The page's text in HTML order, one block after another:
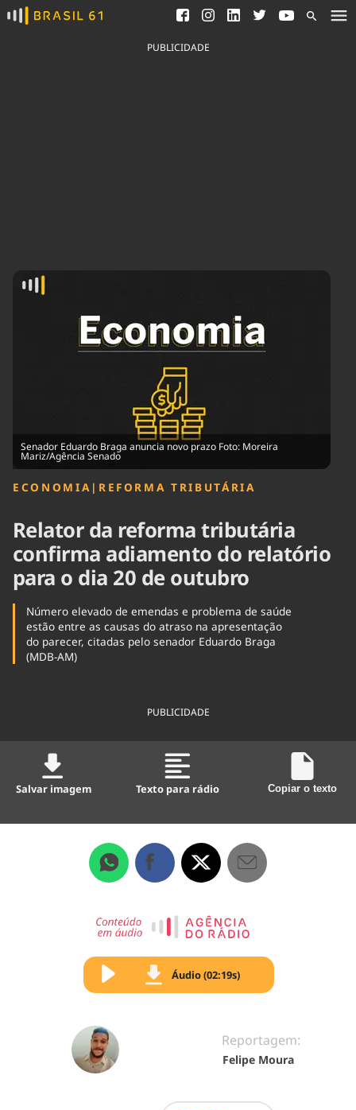
Ver todas as notícias
Saneamento
Indicadores
Agronegócios
Economia
Educação
Infraestrutura
Internacional
Podcast
Política
Saúde
PUBLICIDADE
Senador Eduardo Braga anuncia novo prazo Foto: Moreira
Mariz/Agência Senado
ECONOMIA | REFORMA TRIBUTÁRIA
Relator da reforma tributária
confirma adiamento do relatório
para o dia 20 de outubro
Número elevado de emendas e problema de saúde
estão entre as causas do atraso na apresentação
do parecer, citadas pelo senador Eduardo Braga
(MDB-AM)
PUBLICIDADE
Salvar imagem Texto para rádio Copiar o texto
Áudio (02:19s)
Reportagem:
Felipe Moura